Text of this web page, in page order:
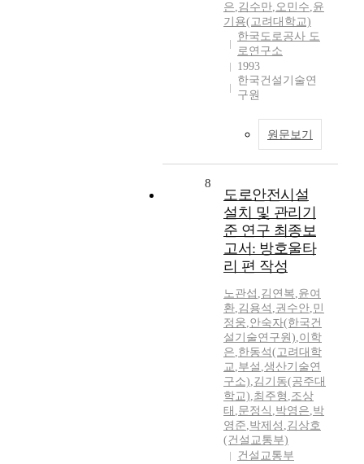
은,김수만,오민수,윤
기용(고려대학교)
한국도로공사 도
로연구소
1993
한국건설기술연
구원
원문보기
8
도로안전시설
설치 및 관리기
준 연구 최종보
고서: 방호울타
리 편 작성
노관섭 ,김연복,윤여
환,김용석 ,권수안,민
정웅,안숙자(한국건
설기술연구원),이학
은,한동석(고려대학
교,부설 ,생산기술연
구소),김기동(공주대
학교),최주형 ,조상
태 ,문정식 ,박영은,박
영준,박제성 ,김상호
(건설교통부)
건설교통부